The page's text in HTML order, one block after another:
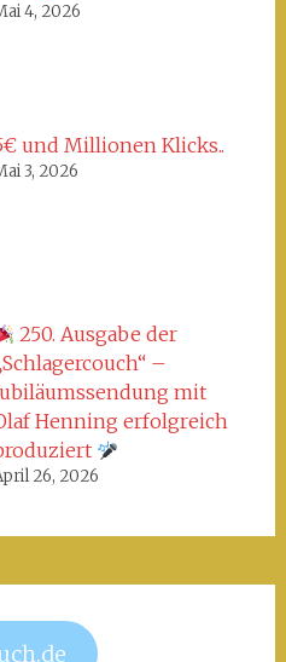
4, 2026
und Millionen Klicks..
3, 2026
250. Ausgabe der
–
mit
Henning erfolgreich
26, 2026